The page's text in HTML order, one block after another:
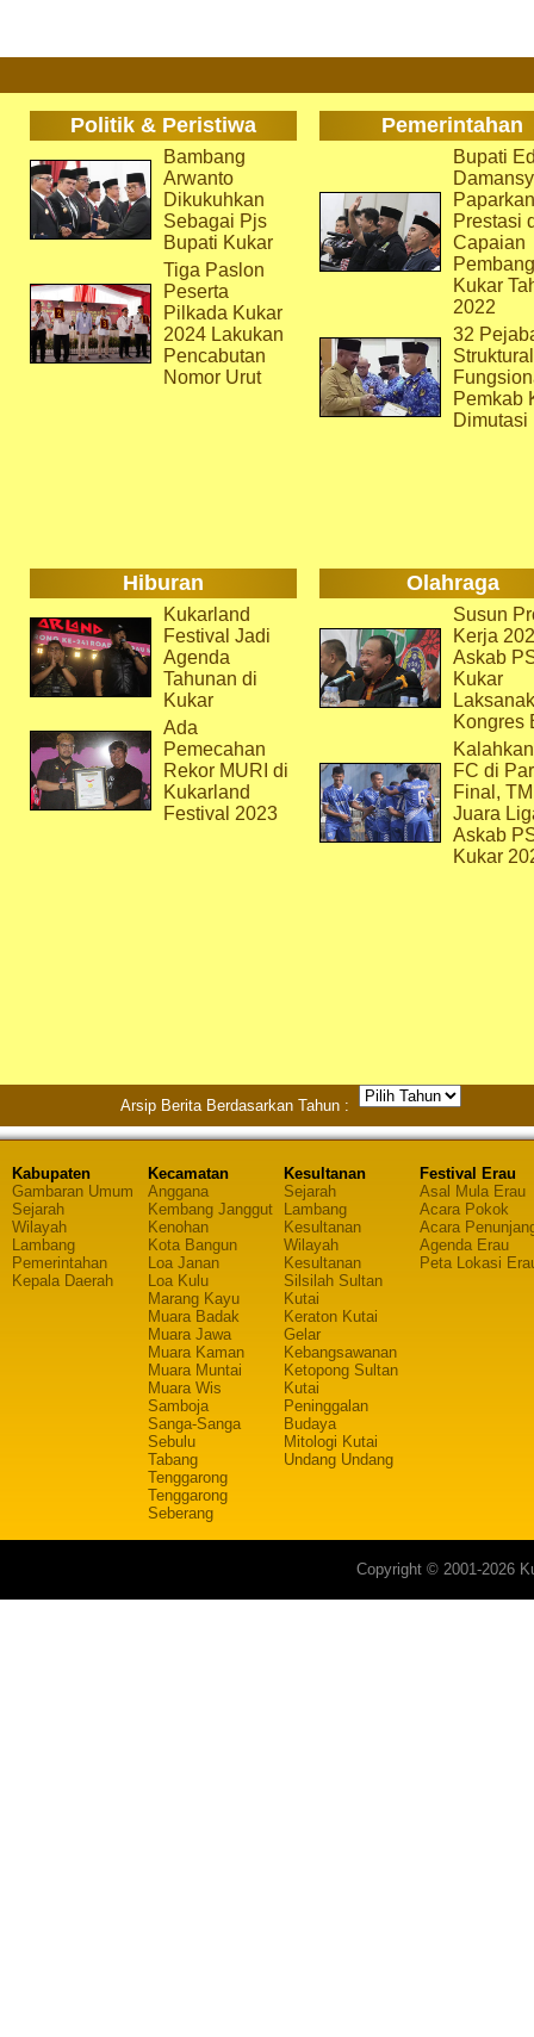
Politik & Peristiwa Pemerintahan
Bambang
Arwanto
Dikukuhkan
Sebagai Pjs
Bupati Kukar
Tiga Paslon
Peserta
Pilkada Kukar
2024 Lakukan
Pencabutan
Nomor Urut
Bupati
Paparkan
Prestasi
Capaian
Kukar
2022
32
Pemkab
Dimutasi
Hiburan Olahraga
Kukarland
Festival Jadi
Agenda
Tahunan di
Kukar
Ada
Pemecahan
Rekor MURI di
Kukarland
Festival 2023
Susun
Kerja
Askab
Kukar
Kongres
FC di
Final,
Juara
Askab
Kukar
Arsip Berita Berdasarkan Tahun :
Kabupaten
Gambaran Umum
Sejarah
Wilayah
Lambang
Pemerintahan
Kepala Daerah
Kecamatan
Anggana
Kembang Janggut
Kenohan
Kota Bangun
Loa Janan
Loa Kulu
Marang Kayu
Muara Badak
Muara Jawa
Muara Kaman
Muara Muntai
Muara Wis
Samboja
Sanga-Sanga
Sebulu
Tabang
Tenggarong
Tenggarong
Seberang
Kesultanan
Sejarah
Lambang
Kesultanan
Wilayah
Kesultanan
Silsilah Sultan
Kutai
Keraton Kutai
Gelar
Kebangsawanan
Ketopong Sultan
Kutai
Peninggalan
Budaya
Mitologi Kutai
Undang Undang
Festival Erau
Asal Mula Erau
Acara Pokok
Acara
Agenda Erau
Peta Lokasi
Copyright © 2001-2026